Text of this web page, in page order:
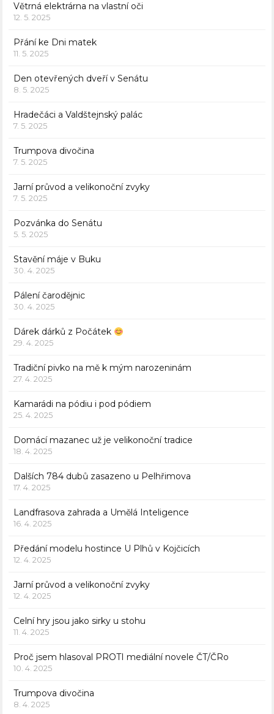
Větrná elektrárna na vlastní oči
12. 5. 2025
Přání ke Dni matek
11. 5. 2025
Den otevřených dveří v Senátu
8. 5. 2025
Hradečáci a Valdštejnský palác
7. 5. 2025
Trumpova divočina
7. 5. 2025
Jarní průvod a velikonoční zvyky
7. 5. 2025
Pozvánka do Senátu
5. 5. 2025
Stavění máje v Buku
30. 4. 2025
Pálení čarodějnic
30. 4. 2025
Dárek dárků z Počátek
29. 4. 2025
Tradiční pivko na mě k mým narozeninám
27. 4. 2025
Kamarádi na pódiu i pod pódiem
25. 4. 2025
Domácí mazanec už je velikonoční tradice
18. 4. 2025
Dalších 784 dubů zasazeno u Pelhřimova
17. 4. 2025
Landfrasova zahrada a Umělá Inteligence
16. 4. 2025
Předání modelu hostince U Plhů v Kojčicích
12. 4. 2025
Jarní průvod a velikonoční zvyky
12. 4. 2025
Celní hry jsou jako sirky u stohu
11. 4. 2025
Proč jsem hlasoval PROTI mediální novele ČT/ČRo
10. 4. 2025
Trumpova divočina
8. 4. 2025